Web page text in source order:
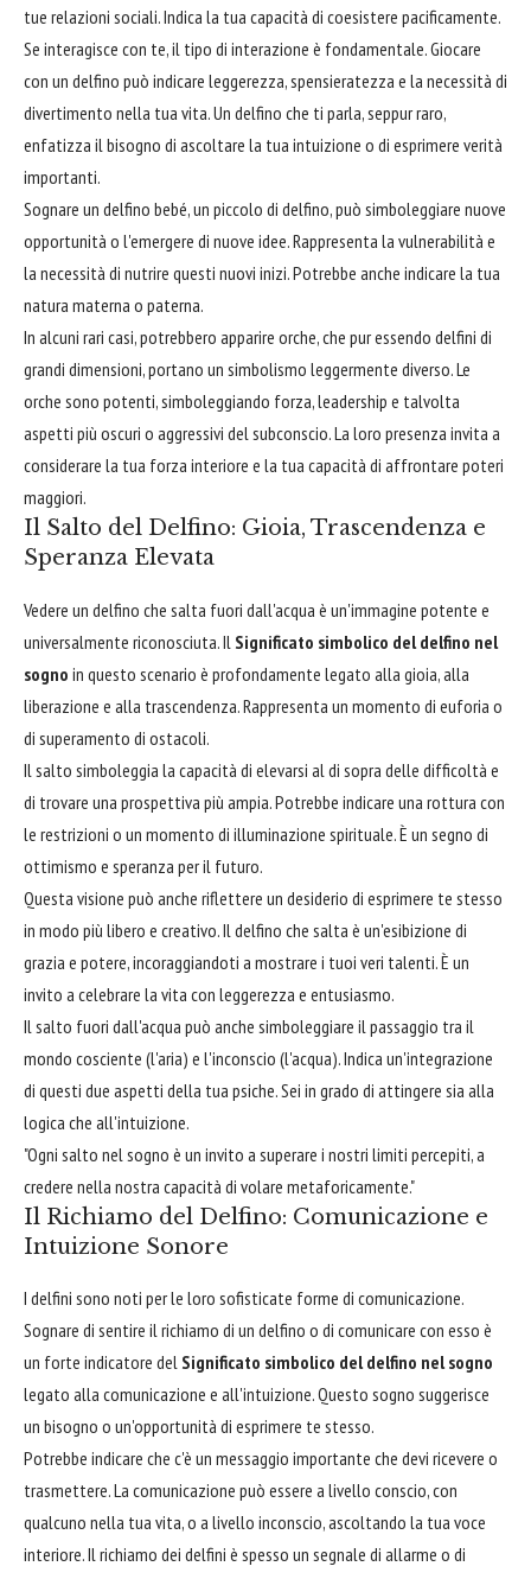
tue relazioni sociali. Indica la tua capacità di coesistere pacificamente.
Se interagisce con te, il tipo di interazione è fondamentale. Giocare
con un delfino può indicare leggerezza, spensieratezza e la necessità di
divertimento nella tua vita. Un delfino che ti parla, seppur raro,
enfatizza il bisogno di ascoltare la tua intuizione o di esprimere verità
importanti.
Sognare un delfino bebé, un piccolo di delfino, può simboleggiare nuove
opportunità o l'emergere di nuove idee. Rappresenta la vulnerabilità e
la necessità di nutrire questi nuovi inizi. Potrebbe anche indicare la tua
natura materna o paterna.
In alcuni rari casi, potrebbero apparire orche, che pur essendo delfini di
grandi dimensioni, portano un simbolismo leggermente diverso. Le
orche sono potenti, simboleggiando forza, leadership e talvolta
aspetti più oscuri o aggressivi del subconscio. La loro presenza invita a
considerare la tua forza interiore e la tua capacità di affrontare poteri
maggiori.
Il Salto del Delfino: Gioia, Trascendenza e
Speranza Elevata
Vedere un delfino che salta fuori dall'acqua è un'immagine potente e
universalmente riconosciuta. Il Significato simbolico del delfino nel
sogno in questo scenario è profondamente legato alla gioia, alla
liberazione e alla trascendenza. Rappresenta un momento di euforia o
di superamento di ostacoli.
Il salto simboleggia la capacità di elevarsi al di sopra delle difficoltà e
di trovare una prospettiva più ampia. Potrebbe indicare una rottura con
le restrizioni o un momento di illuminazione spirituale. È un segno di
ottimismo e speranza per il futuro.
Questa visione può anche riflettere un desiderio di esprimere te stesso
in modo più libero e creativo. Il delfino che salta è un'esibizione di
grazia e potere, incoraggiandoti a mostrare i tuoi veri talenti. È un
invito a celebrare la vita con leggerezza e entusiasmo.
Il salto fuori dall'acqua può anche simboleggiare il passaggio tra il
mondo cosciente (l'aria) e l'inconscio (l'acqua). Indica un'integrazione
di questi due aspetti della tua psiche. Sei in grado di attingere sia alla
logica che all'intuizione.
"Ogni salto nel sogno è un invito a superare i nostri limiti percepiti, a
credere nella nostra capacità di volare metaforicamente."
Il Richiamo del Delfino: Comunicazione e
Intuizione Sonore
I delfini sono noti per le loro sofisticate forme di comunicazione.
Sognare di sentire il richiamo di un delfino o di comunicare con esso è
un forte indicatore del Significato simbolico del delfino nel sogno
legato alla comunicazione e all'intuizione. Questo sogno suggerisce
un bisogno o un'opportunità di esprimere te stesso.
Potrebbe indicare che c'è un messaggio importante che devi ricevere o
trasmettere. La comunicazione può essere a livello conscio, con
qualcuno nella tua vita, o a livello inconscio, ascoltando la tua voce
interiore. Il richiamo dei delfini è spesso un segnale di allarme o di